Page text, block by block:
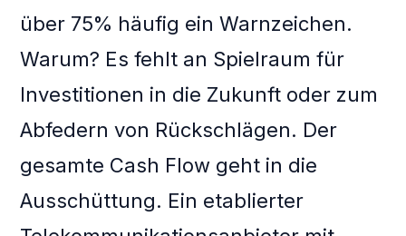
über 75% häufig ein Warnzeichen.
Warum? Es fehlt an Spielraum für
Investitionen in die Zukunft oder zum
Abfedern von Rückschlägen. Der
gesamte Cash Flow geht in die
Ausschüttung. Ein etablierter